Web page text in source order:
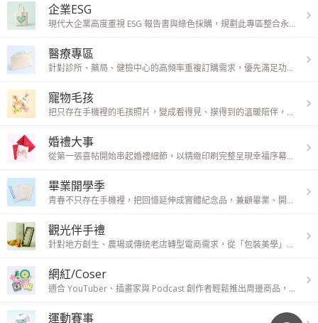
企業ESG
現代大企業高度重視 ESG 報告書與綠色採購，規劃此專區整合永續印刷需求，爭取高品質的企業長期合約。
醫療專區
針對診所、藥局、健檢中心的高頻率重複訂購需求，優先滿足功能性與作業效率，建立穩定一致的醫療專業形象。
寵物毛孩
把只存在手機裡的毛孩照片，變成看得見、摸得到的溫暖陪伴，讓日常生活與珍藏回憶都更有溫度。
婚禮大事
從第一張喜帖開始串起婚禮細節，以精緻印刷完整呈現幸福序幕，讓每個重要時刻都留下難忘回憶。
畢業開學季
青春不只存在手機裡，把回憶延伸成實體紀念品，兼顧畢業、開學與送禮需求，讓每一刻都能被長久珍藏。
觀光伴手禮
針對地方創生、農場或傳統老店轉型電商需求，從「包裝美學」到文創延伸同步升級，提升伴手禮的品牌吸引力。
網紅/Coser
適合 YouTuber、插畫家與 Podcast 創作者輕鬆推出周邊商品，以彈性客製支援粉絲經濟，無需承擔庫存壓力。
運動賽事